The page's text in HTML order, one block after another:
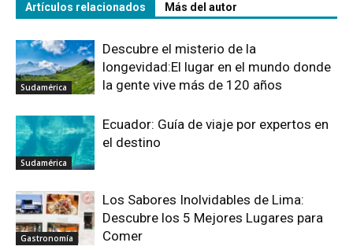
Artículos relacionados Más del autor
Sudamérica
Descubre el misterio de la
longevidad:El lugar en el mundo donde
la gente vive más de 120 años
Sudamérica
Ecuador: Guía de viaje por expertos en
el destino
Gastronomía
Los Sabores Inolvidables de Lima:
Descubre los 5 Mejores Lugares para
Comer